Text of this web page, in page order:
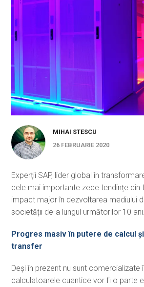
MIHAI STESCU
26 FEBRUARIE 2020
Experții SAP, lider global în
cele mai importante zece tendințe din
impact major în dezvoltarea mediului
societății de-a lungul următorilor 10 ani.
Progres masiv în putere de calcul
transfer
Deși în prezent nu sunt comercializate
calculatoarele cuantice vor fi o parte